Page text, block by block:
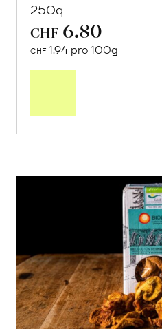
250g
CHF 6.80
CHF 1.94 pro 100g